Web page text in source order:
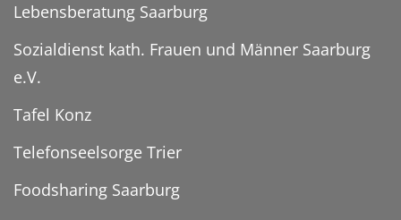
Lebensberatung Saarburg
Sozialdienst kath. Frauen und Männer Saarburg
e.V.
Tafel Konz
Telefonseelsorge Trier
Foodsharing Saarburg